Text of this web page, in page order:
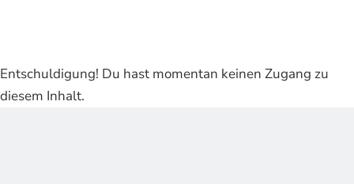
Entschuldigung! Du hast momentan keinen Zugang zu
diesem Inhalt.